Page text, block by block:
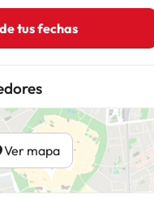
tus fechas
Ver mapa